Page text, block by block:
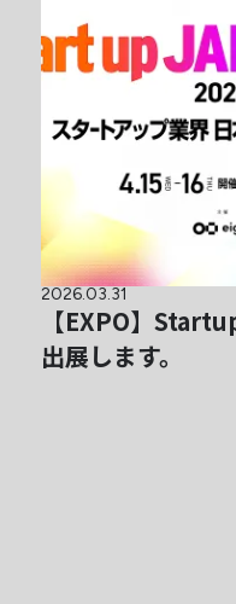
2026.03.31
【EXPO】
出展します。